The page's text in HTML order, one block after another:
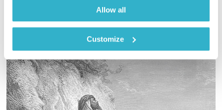
Allow all
Customize